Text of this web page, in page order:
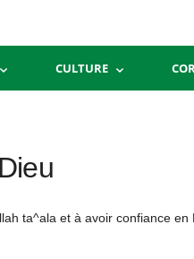
CULTURE
ta^ala et à avoir confiance